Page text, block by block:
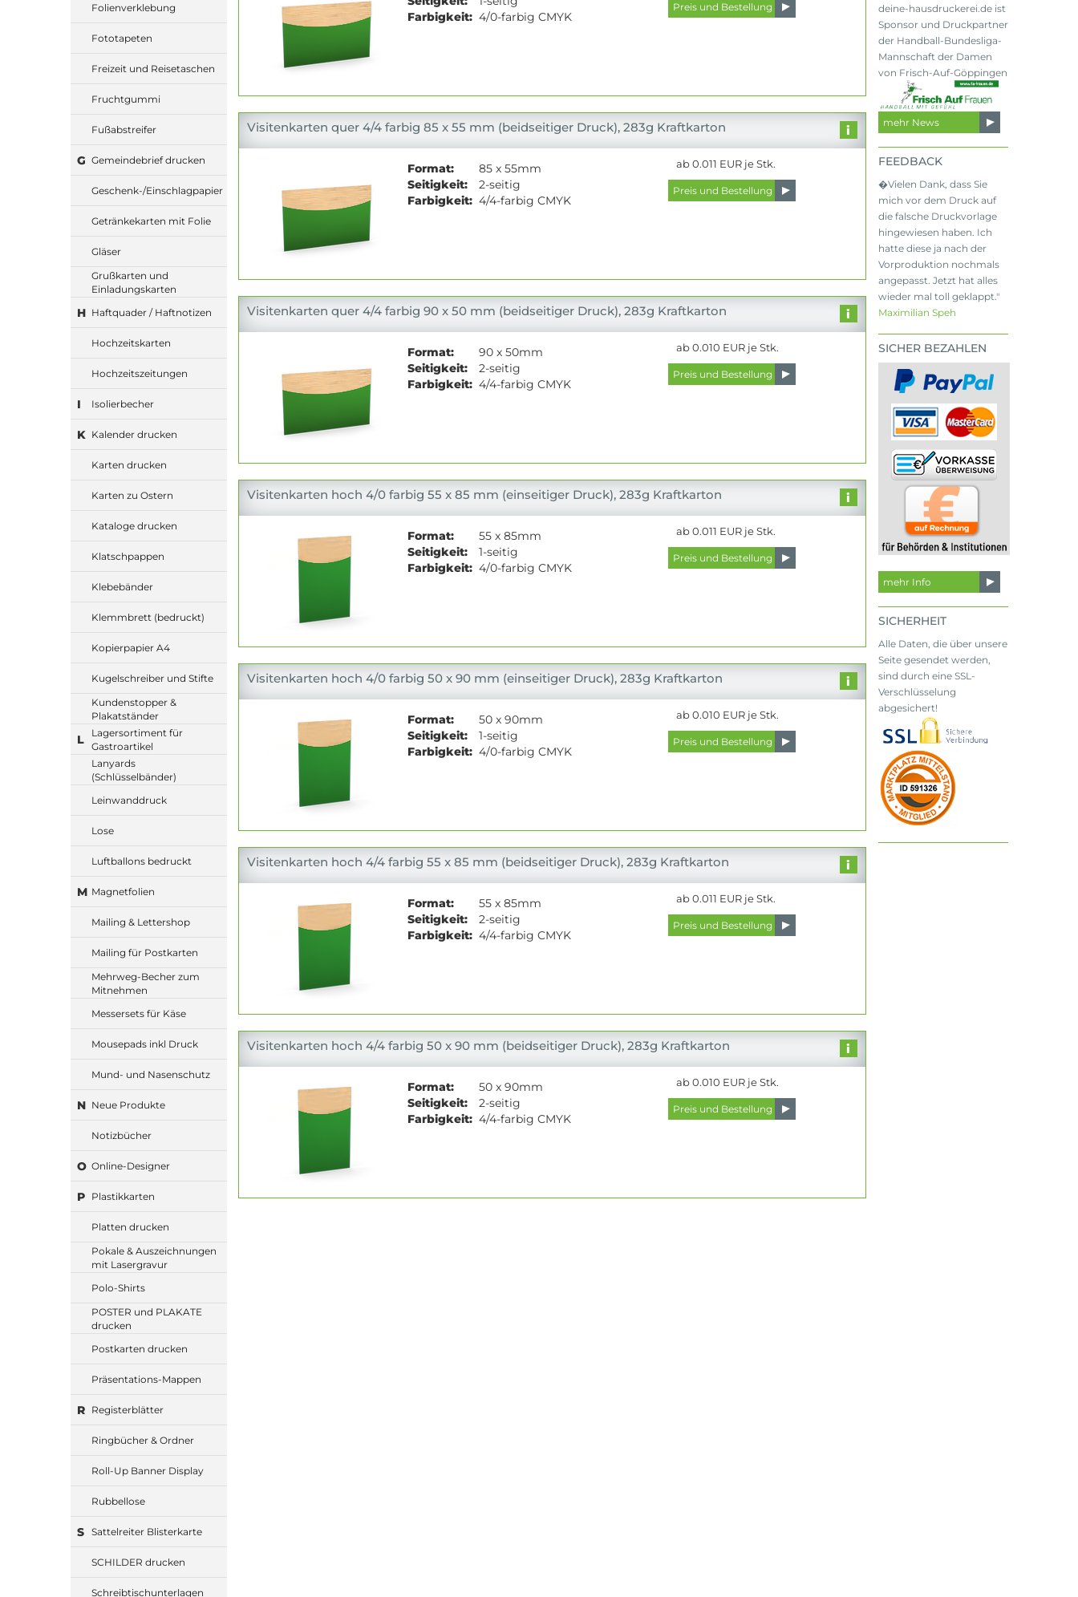
Folienverklebung
Fototapeten
Freizeit und Reisetaschen
Fruchtgummi
Fußabstreifer
G Gemeindebrief drucken
Geschenk-/Einschlagpapier
Getränkekarten mit Folie
Gläser
Grußkarten und
Einladungskarten
H Haftquader / Haftnotizen
Hochzeitskarten
Hochzeitszeitungen
I Isolierbecher
K Kalender drucken
Karten drucken
Karten zu Ostern
Kataloge drucken
Klatschpappen
Klebebänder
Klemmbrett (bedruckt)
Kopierpapier A4
Kugelschreiber und Stifte
Kundenstopper &
Plakatständer
L
Lagersortiment für
Gastroartikel
Lanyards
(Schlüsselbänder)
Leinwanddruck
Lose
Luftballons bedruckt
M Magnetfolien
Mailing & Lettershop
Mailing für Postkarten
Mehrweg-Becher zum
Mitnehmen
Messersets für Käse
Mousepads inkl Druck
Mund- und Nasenschutz
N Neue Produkte
Notizbücher
O Online-Designer
P Plastikkarten
Platten drucken
Pokale & Auszeichnungen
mit Lasergravur
Polo-Shirts
POSTER und PLAKATE
drucken
Postkarten drucken
Präsentations-Mappen
R Registerblätter
Ringbücher & Ordner
Roll-Up Banner Display
Rubbellose
S Sattelreiter Blisterkarte
SCHILDER drucken
Schreibtischunterlagen
Farbigkeit:4/0-farbig CMYK
Visitenkarten quer 4/4 farbig 85 x 55 mm (beidseitiger Druck), 283g Kraftkarton
Format:
85 x 55mm
Seitigkeit:
2-seitig
Farbigkeit:4/4-farbig CMYK
ab 0.011 EUR je Stk.
Visitenkarten quer 4/4 farbig 90 x 50 mm (beidseitiger Druck), 283g Kraftkarton
Format:
90 x 50mm
Seitigkeit:
2-seitig
Farbigkeit:4/4-farbig CMYK
ab 0.010 EUR je Stk.
Visitenkarten hoch 4/0 farbig 55 x 85 mm (einseitiger Druck), 283g Kraftkarton
Format:
55 x 85mm
Seitigkeit:
1-seitig
Farbigkeit:4/0-farbig CMYK
ab 0.011 EUR je Stk.
Visitenkarten hoch 4/0 farbig 50 x 90 mm (einseitiger Druck), 283g Kraftkarton
Format:
50 x 90mm
Seitigkeit:
1-seitig
Farbigkeit:4/0-farbig CMYK
ab 0.010 EUR je Stk.
Visitenkarten hoch 4/4 farbig 55 x 85 mm (beidseitiger Druck), 283g Kraftkarton
Format:
55 x 85mm
Seitigkeit:
2-seitig
Farbigkeit:4/4-farbig CMYK
ab 0.011 EUR je Stk.
Visitenkarten hoch 4/4 farbig 50 x 90 mm (beidseitiger Druck), 283g Kraftkarton
Format:
50 x 90mm
Seitigkeit:
2-seitig
Farbigkeit:4/4-farbig CMYK
ab 0.010 EUR je Stk.
deine-hausdruckerei.de ist
Sponsor und Druckpartner
der Handball-Bundesliga-
Mannschaft der Damen
von Frisch-Auf-Göppingen
mehr News
FEEDBACK
�Vielen Dank, dass Sie
mich vor dem Druck auf
die falsche Druckvorlage
hingewiesen haben. Ich
hatte diese ja nach der
Vorproduktion nochmals
angepasst. Jetzt hat alles
wieder mal toll geklappt."
Maximilian Speh
SICHER BEZAHLEN
mehr Info
SICHERHEIT
Alle Daten, die über unsere
Seite gesendet werden,
sind durch eine SSL-
Verschlüsselung
abgesichert!